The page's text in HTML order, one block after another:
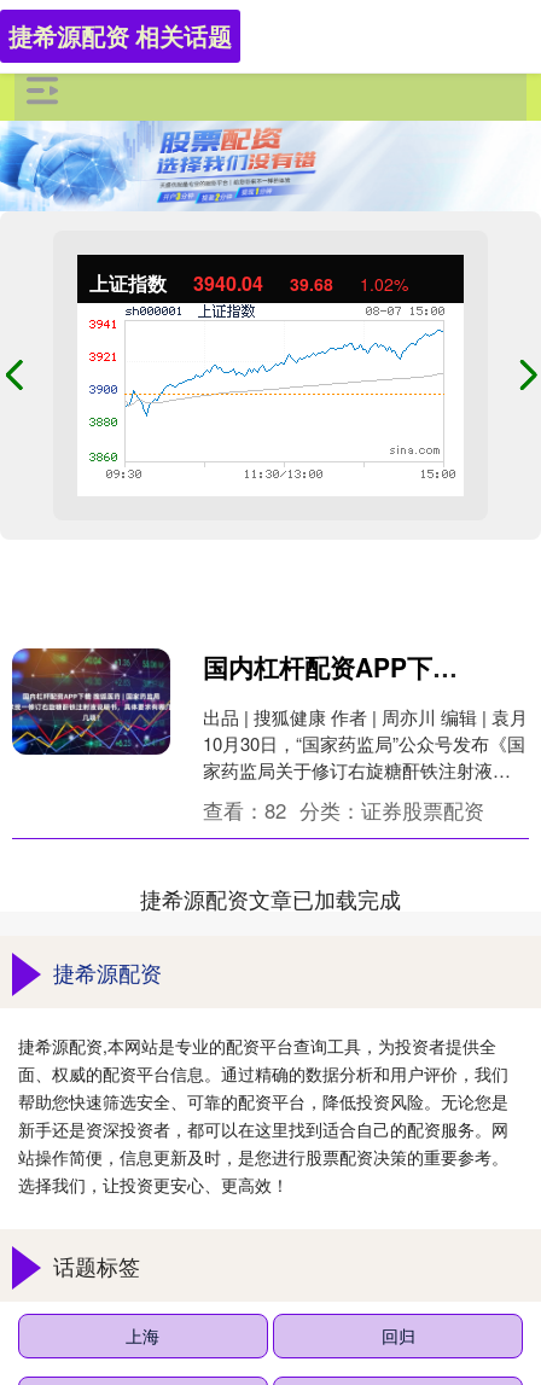
上证指数 3940.04 39.68 1.02%
捷希源配资 相关话题
国内杠杆配资APP下载 搜狐医药 | 国家药监局要求统一修订右旋糖酐铁注射液说明书，具体要求有哪几项？
出品 | 搜狐健康 作者 | 周亦川 编辑 | 袁月
10月30日，“国家药监局”公众号发布《国
家药监局关于修订右旋糖酐铁注射液说
明书的公告（2025年第105....
查看：82 分类：证券股票配资
捷希源配资文章已加载完成
捷希源配资
捷希源配资,本网站是专业的配资平台查询工具，为投资者提供全
面、权威的配资平台信息。通过精确的数据分析和用户评价，我们
帮助您快速筛选安全、可靠的配资平台，降低投资风险。无论您是
新手还是资深投资者，都可以在这里找到适合自己的配资服务。网
站操作简便，信息更新及时，是您进行股票配资决策的重要参考。
选择我们，让投资更安心、更高效！
话题标签
上海 回归